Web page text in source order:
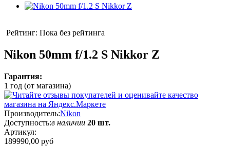
Рейтинг: Пока без рейтинга
Nikon 50mm f/1.2 S Nikkor Z
Гарантия:
1 год (от магазина)
Производитель:Nikon
Доступность:в наличии 20 шт.
Артикул:
189990,00 руб